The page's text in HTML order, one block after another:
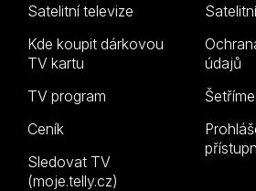
Satelitní televize
Kde koupit dárkovou
TV kartu
TV program
Ceník
Sledovat TV
(moje.telly.cz)
údajů